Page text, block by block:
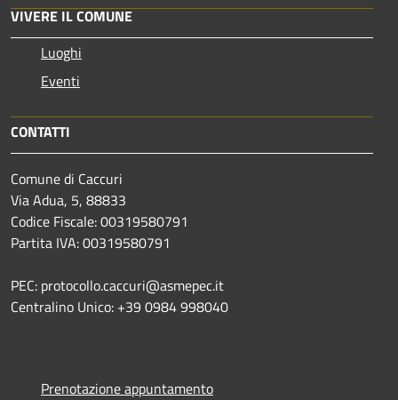
VIVERE IL COMUNE
Luoghi
Eventi
CONTATTI
Comune di Caccuri
Via Adua, 5, 88833
Codice Fiscale: 00319580791
Partita IVA: 00319580791
PEC: protocollo.caccuri@asmepec.it
Centralino Unico: +39 0984 998040
Prenotazione appuntamento